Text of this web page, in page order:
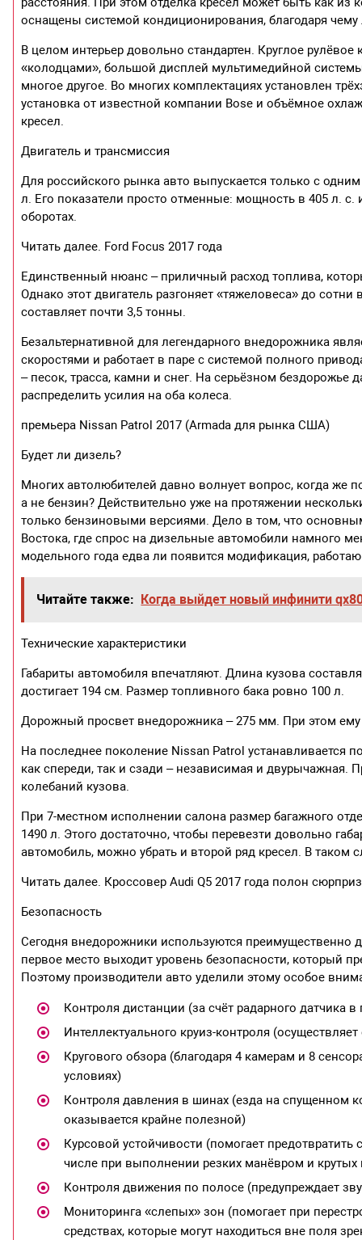
оснащены системой кондиционирования, благодаря
В целом интерьер довольно стандартен. Круглое
«колодцами», большой дисплей мультимедийной
многое другое. Во многих комплектациях установлен
установка от известной компании Bose и объёмное
кресел.
Двигатель и трансмиссия
Для российского рынка авто выпускается только с
л. Его показатели просто отменные: мощность в 405 л.
оборотах.
Читать далее. Ford Focus 2017 года
Единственный нюанс – приличный расход топлива,
Однако этот двигатель разгоняет «тяжеловеса» до
составляет почти 3,5 тонны.
Безальтернативной для легендарного внедорожника
скоростями и работает в паре с системой полного
– песок, трасса, камни и снег. На серьёзном
распределить усилия на оба колеса.
премьера Nissan Patrol 2017 (Armada для рынка США)
Будет ли дизель?
Многих автолюбителей давно волнует вопрос, когда же
а не бензин? Действительно уже на протяжении
только бензиновыми версиями. Дело в том, что
Востока, где спрос на дизельные автомобили намного
модельного года едва ли появится модификация,
Читайте также: Когда выйдет новый инфинити
Технические характеристики
Габариты автомобиля впечатляют. Длина кузова
достигает 194 см. Размер топливного бака ровно 100 л.
Дорожный просвет внедорожника – 275 мм. При этом
На последнее поколение Nissan Patrol устанавливается
как спереди, так и сзади – независимая и двурычажная.
колебаний кузова.
При 7-местном исполнении салона размер багажного
1490 л. Этого достаточно, чтобы перевезти довольно
автомобиль, можно убрать и второй ряд кресел. В таком
Читать далее. Кроссовер Audi Q5 2017 года полон
Безопасность
Сегодня внедорожники используются преимущественно
первое место выходит уровень безопасности, который
Поэтому производители авто уделили этому особое
Контроля дистанции (за счёт радарного датчика
Интеллектуального круиз-контроля
Кругового обзора (благодаря 4 камерам и 8
условиях)
Контроля давления в шинах (езда на спущенном
оказывается крайне полезной)
Курсовой устойчивости (помогает
числе при выполнении резких манёвром и крутых
Контроля движения по полосе (предупреждает
Мониторинга «слепых» зон (помогает при
средствах, которые могут находиться вне поля